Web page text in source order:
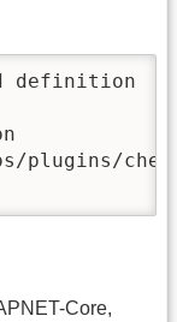
definition
Core,